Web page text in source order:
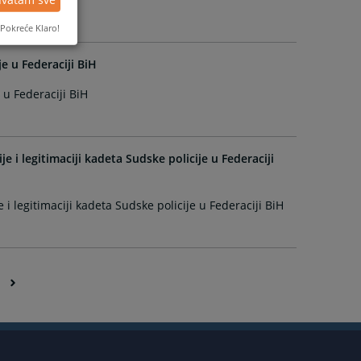
u Federaciji BiH
Federaciji BiH
i legitimaciji kadeta Sudske policije u Federaciji
legitimaciji kadeta Sudske policije u Federaciji BiH
Pokreće Klaro!